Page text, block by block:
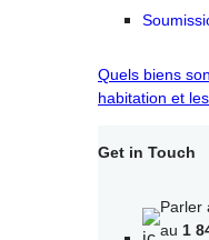
Quels biens
habitation et
Get in Touch
Parler
au 1